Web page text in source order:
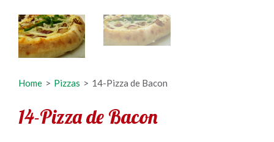
Home > Pizzas > 14-Pizza de Bacon
14-Pizza de Bacon